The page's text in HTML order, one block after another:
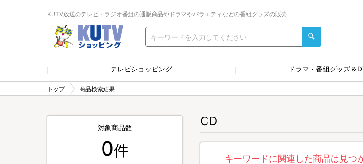
KUTV放送のテレビ・ラジオ番組の通販商品やドラマやバラエティなどの番組グッズの販売
テレビショッピング ドラマ・番組グッズ＆
トップ 商品検索結果
CD
キーワードに関連した商品は見つ
対象商品数
0件